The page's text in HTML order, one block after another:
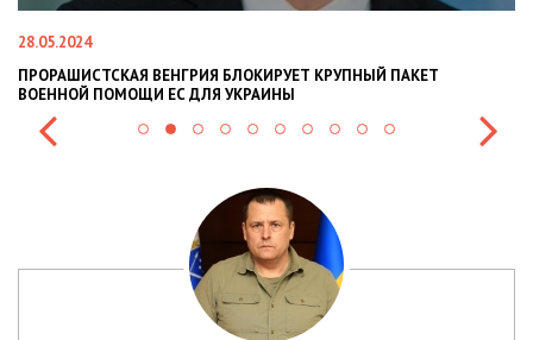
28.05.2024
ПРОРАШИСТСКАЯ ВЕНГРИЯ БЛОКИРУЕТ КРУПНЫЙ ПАКЕТ
ВОЕННОЙ ПОМОЩИ ЕС ДЛЯ УКРАИНЫ